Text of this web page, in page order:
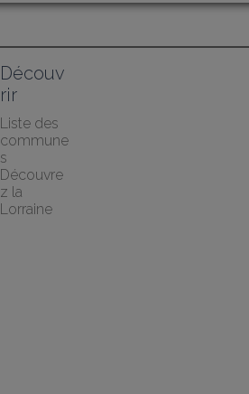
Découv
rir
Liste des
commune
s
Découvre
z la
Lorraine